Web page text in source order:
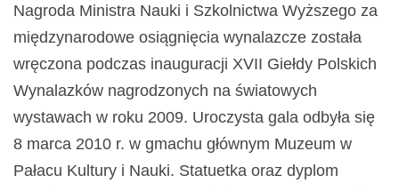
Nagroda Ministra Nauki i Szkolnictwa Wyższego za
międzynarodowe osiągnięcia wynalazcze została
wręczona podczas inauguracji XVII Giełdy Polskich
Wynalazków nagrodzonych na światowych
wystawach w roku 2009. Uroczysta gala odbyła się
8 marca 2010 r. w gmachu głównym Muzeum w
Pałacu Kultury i Nauki. Statuetka oraz dyplom